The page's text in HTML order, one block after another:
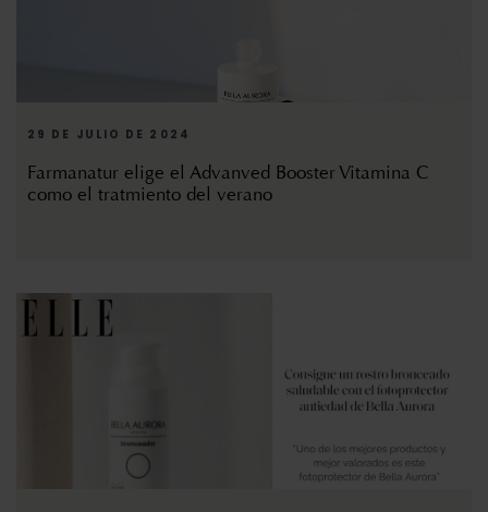
29 DE JULIO DE 2024
Farmanatur elige el Advanved Booster Vitamina C
como el tratmiento del verano